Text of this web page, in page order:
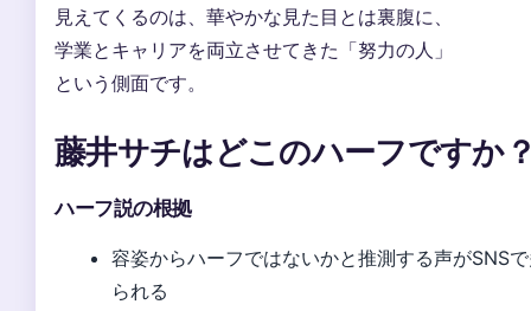
見えてくるのは、華やかな見た目とは裏腹に、
学業とキャリアを両立させてきた「努力の人」
という側面です。
藤井サチはどこのハーフですか
ハーフ説の根拠
容姿からハーフではないかと推測する声がSNS
られる